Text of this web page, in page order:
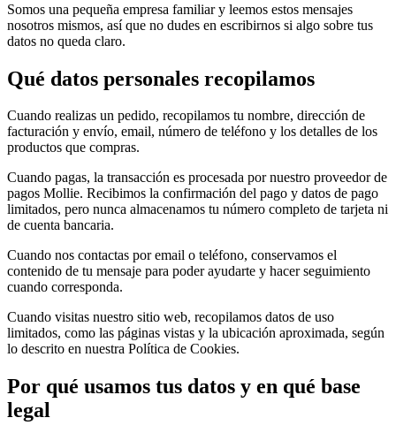
Somos una pequeña empresa familiar y leemos estos mensajes
nosotros mismos, así que no dudes en escribirnos si algo sobre tus
datos no queda claro.
Qué datos personales recopilamos
Cuando realizas un pedido, recopilamos tu nombre, dirección de
facturación y envío, email, número de teléfono y los detalles de los
productos que compras.
Cuando pagas, la transacción es procesada por nuestro proveedor de
pagos Mollie. Recibimos la confirmación del pago y datos de pago
limitados, pero nunca almacenamos tu número completo de tarjeta ni
de cuenta bancaria.
Cuando nos contactas por email o teléfono, conservamos el
contenido de tu mensaje para poder ayudarte y hacer seguimiento
cuando corresponda.
Cuando visitas nuestro sitio web, recopilamos datos de uso
limitados, como las páginas vistas y la ubicación aproximada, según
lo descrito en nuestra Política de Cookies.
Por qué usamos tus datos y en qué base
legal